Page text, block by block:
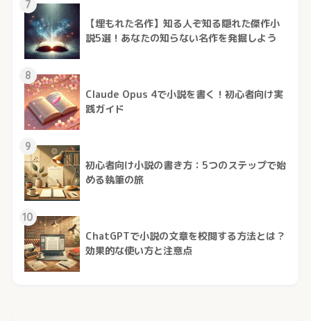
7
【埋もれた名作】知る人ぞ知る隠れた傑作小
説5選！あなたの知らない名作を発掘しよう
8
Claude Opus 4で小説を書く！初心者向け実
践ガイド
9
初心者向け小説の書き方：5つのステップで始
める執筆の旅
10
ChatGPTで小説の文章を校閲する方法とは？
効果的な使い方と注意点